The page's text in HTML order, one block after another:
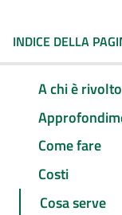
INDICE DELLA
A chi è rivolto
Come fare
Costi
Cosa serve